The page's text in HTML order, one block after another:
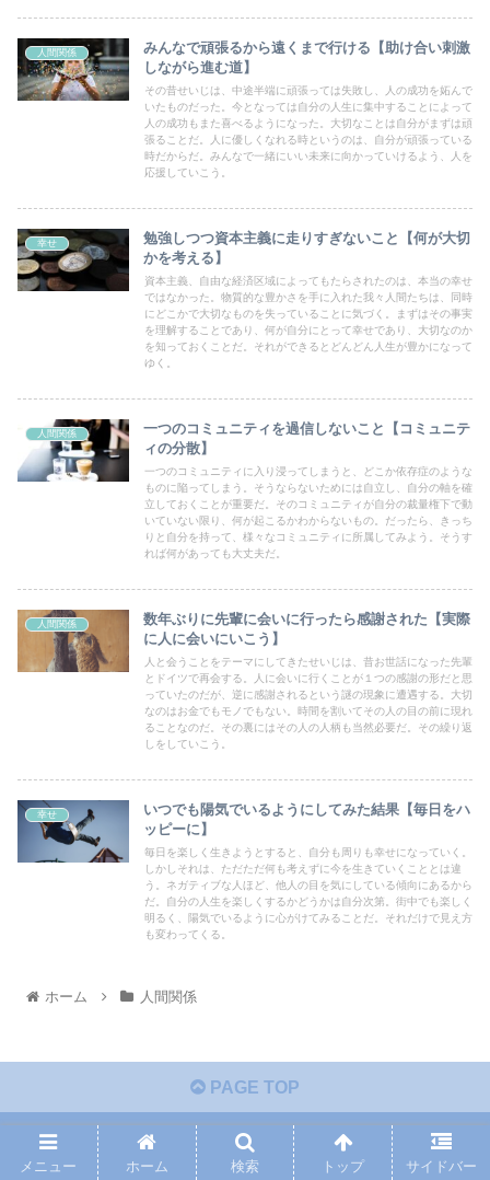
人間関係
みんなで頑張るから遠くまで行ける【助け合い刺激
しながら進む道】
その昔せいじは、中途半端に頑張っては失敗し、人の成功を妬んで
いたものだった。今となっては自分の人生に集中することによって
人の成功もまた喜べるようになった。大切なことは自分がまずは頑
張ることだ。人に優しくなれる時というのは、自分が頑張っている
時だからだ。みんなで一緒にいい未来に向かっていけるよう、人を
応援していこう。
幸せ
勉強しつつ資本主義に走りすぎないこと【何が大切
かを考える】
資本主義、自由な経済区域によってもたらされたのは、本当の幸せ
ではなかった。物質的な豊かさを手に入れた我々人間たちは、同時
にどこかで大切なものを失っていることに気づく。まずはその事実
を理解することであり、何が自分にとって幸せであり、大切なのか
を知っておくことだ。それができるとどんどん人生が豊かになって
ゆく。
人間関係
一つのコミュニティを過信しないこと【コミュニテ
ィの分散】
一つのコミュニティに入り浸ってしまうと、どこか依存症のような
ものに陥ってしまう。そうならないためには自立し、自分の軸を確
立しておくことが重要だ。そのコミュニティが自分の裁量権下で動
いていない限り、何が起こるかわからないもの。だったら、きっち
りと自分を持って、様々なコミュニティに所属してみよう。そうす
れば何があっても大丈夫だ。
人間関係
数年ぶりに先輩に会いに行ったら感謝された【実際
に人に会いにいこう】
人と会うことをテーマにしてきたせいじは、昔お世話になった先輩
とドイツで再会する。人に会いに行くことが１つの感謝の形だと思
っていたのだが、逆に感謝されるという謎の現象に遭遇する。大切
なのはお金でもモノでもない。時間を割いてその人の目の前に現れ
ることなのだ。その裏にはその人の人柄も当然必要だ。その繰り返
しをしていこう。
幸せ
いつでも陽気でいるようにしてみた結果【毎日をハ
ッピーに】
毎日を楽しく生きようとすると、自分も周りも幸せになっていく。
しかしそれは、ただただ何も考えずに今を生きていくこととは違
う。ネガティブな人ほど、他人の目を気にしている傾向にあるから
だ。自分の人生を楽しくするかどうかは自分次第。街中でも楽しく
明るく、陽気でいるように心がけてみることだ。それだけで見え方
も変わってくる。
ホーム 人間関係
PAGE TOP
すちだブログ
メニュー ホーム 検索 トップ サイドバー